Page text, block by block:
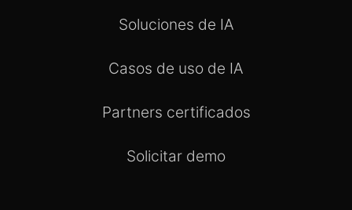
Soluciones de IA
Casos de uso de IA
Partners certificados
Solicitar demo